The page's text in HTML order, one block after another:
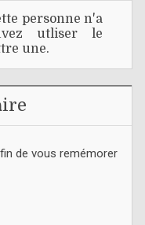
personne n'a
utliser le
une.
de vous remémorer